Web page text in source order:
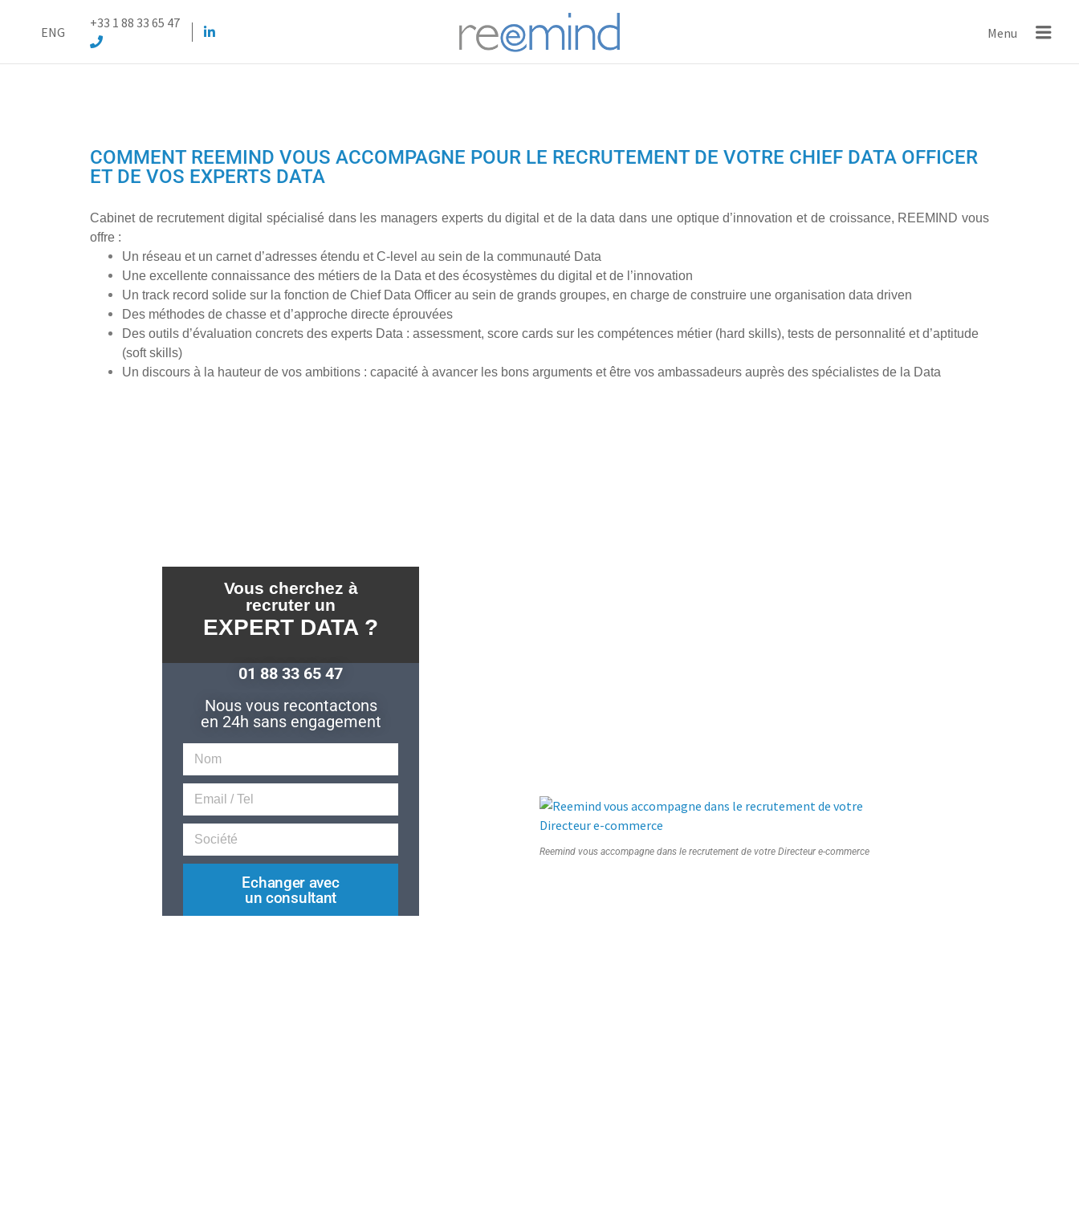
ENG
+33 1 88 33 65 47
Menu
COMMENT REEMIND VOUS ACCOMPAGNE POUR LE RECRUTEMENT DE VOTRE CHIEF DATA OFFICER
ET DE VOS EXPERTS DATA
Cabinet de recrutement digital spécialisé dans les managers experts du digital et de la data dans une optique d’innovation et de croissance, REEMIND vous
offre :
Un réseau et un carnet d’adresses étendu et C-level au sein de la communauté Data
Une excellente connaissance des métiers de la Data et des écosystèmes du digital et de l’innovation
Un track record solide sur la fonction de Chief Data Officer au sein de grands groupes, en charge de construire une organisation data driven
Des méthodes de chasse et d’approche directe éprouvées
Des outils d’évaluation concrets des experts Data : assessment, score cards sur les compétences métier (hard skills), tests de personnalité et d’aptitude
(soft skills)
Un discours à la hauteur de vos ambitions : capacité à avancer les bons arguments et être vos ambassadeurs auprès des spécialistes de la Data
Vous cherchez à
recruter un
EXPERT DATA ?
01 88 33 65 47
Nous vous recontactons
en 24h sans engagement
Echanger avec
un consultant
Reemind vous accompagne dans le recrutement de votre Directeur e-commerce